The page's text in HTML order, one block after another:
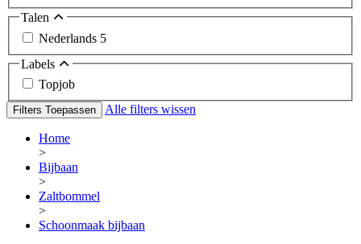
Talen
Nederlands 5
Labels
Topjob
Filters Toepassen Alle filters wissen
Home
>
Bijbaan
>
Zaltbommel
>
Schoonmaak bijbaan